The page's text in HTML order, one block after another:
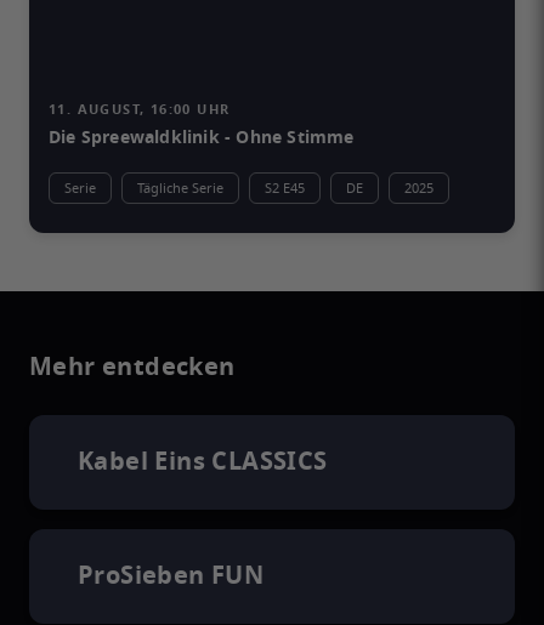
11. AUGUST, 16:00 UHR
Die Spreewaldklinik - Ohne Stimme
Serie Tägliche Serie S2 E45 DE 2025
Mehr entdecken
Kabel Eins CLASSICS
ProSieben FUN